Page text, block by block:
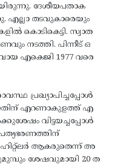
ദേശീയപതാക
എല്ലാ തടവുകാരെയും
കൊടികെട്ടി. സ്വാത
നടത്തി. പിന്നീട് ഒ
എകെജി 1977 വരെ
പ്രഖ്യാപിച്ചപ്പോൾ
എറണാകുളത്ത്‌ എ
വിട്ടയച്ചപ്പോൾ
ആകരുതെന്ന് അ
ശേഷവുമായി 20 ത